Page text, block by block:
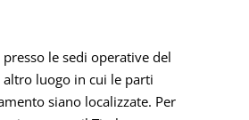
le sedi operative del
luogo in cui le parti
siano localizzate. Per